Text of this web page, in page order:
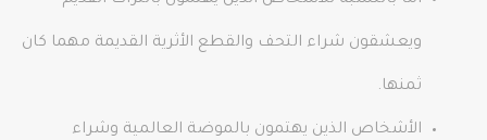
ويعشقون شراء التحف والقطع الأثرية القديمة مهما كان
ثمنها.
الأشخاص الذين يهتمون بالموضة العالمية وشراء